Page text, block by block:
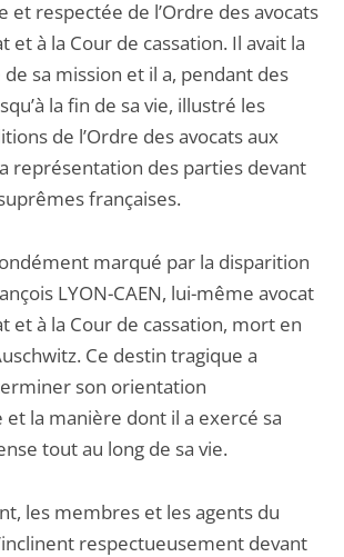
respectée de l’Ordre des avocats
et à la Cour de cassation. Il avait la
sa mission et il a, pendant des
la fin de sa vie, illustré les
de l’Ordre des avocats aux
représentation des parties devant
françaises.
marqué par la disparition
LYON-CAEN, lui-même avocat
et à la Cour de cassation, mort en
Ce destin tragique a
son orientation
la manière dont il a exercé sa
tout au long de sa vie.
les membres et les agents du
respectueusement devant